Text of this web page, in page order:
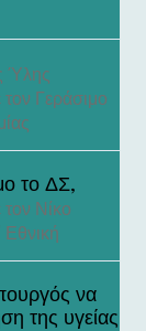
Ύλης
Γεράσιμο
το ΔΣ,
τον Νίκο
Εθνική
να
της υγείας